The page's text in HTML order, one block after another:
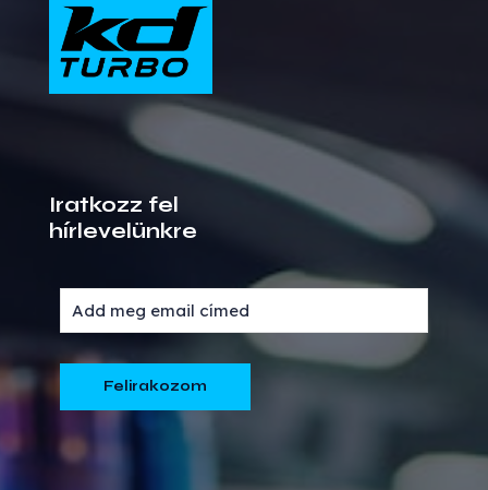
Iratkozz fel
hírlevelünkre